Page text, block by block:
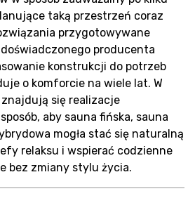
taką przestrzeń coraz
przygotowywane
producenta
konstrukcji do potrzeb
o komforcie na wiele lat. W
znajdują się realizacje
aby sauna fińska, sauna
mogła stać się naturalną
relaksu i wspierać codzienne
bez zmiany stylu życia.